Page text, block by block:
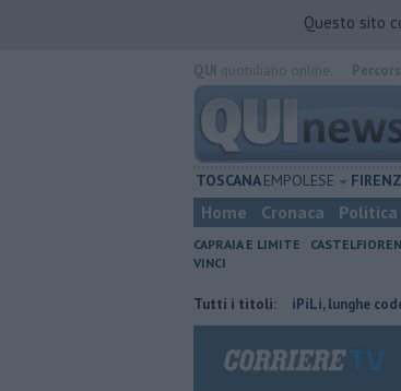
Questo sito
TOSCANAEMPOLESE
Home Cronaca Politica
CAPRAIA E LIMITE
VINCI
Tutti i titoli:
Incidente in FiPiLi, lunghe code e